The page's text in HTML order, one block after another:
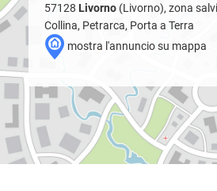
57128 Livorno(Livorno), zona
Collina, Petrarca, Porta a Terra
mostra l'annuncio su mappa